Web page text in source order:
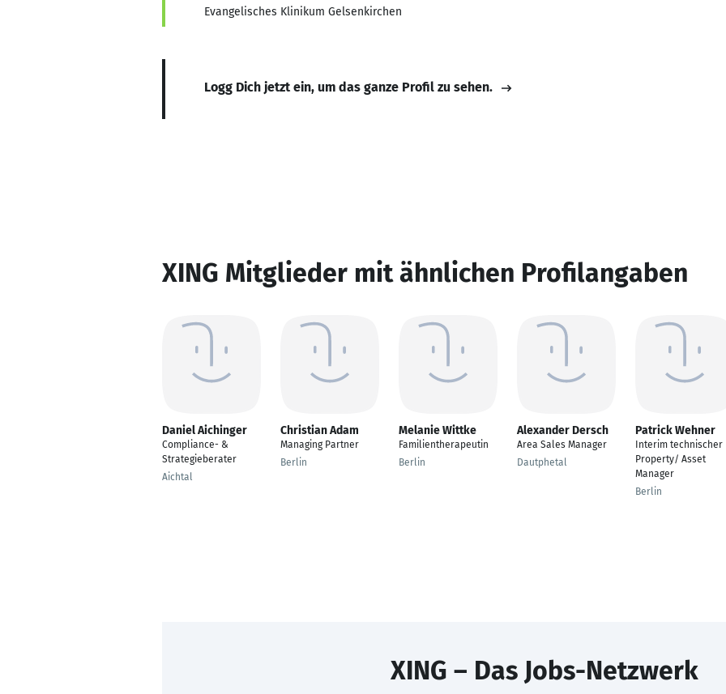
Evangelisches Klinikum Gelsenkirchen
Logg Dich jetzt ein, um das ganze Profil zu sehen.
XING Mitglieder mit ähnlichen Profilangaben
Daniel Aichinger
Compliance- &
Strategieberater
Aichtal
Christian Adam
Managing Partner
Berlin
Melanie Wittke
Familientherapeutin
Berlin
Alexander Dersch
Area Sales Manager
Dautphetal
Patrick Wehner
Interim technischer
Property/ Asset
Manager
Berlin
XING – Das Jobs-Netzwerk